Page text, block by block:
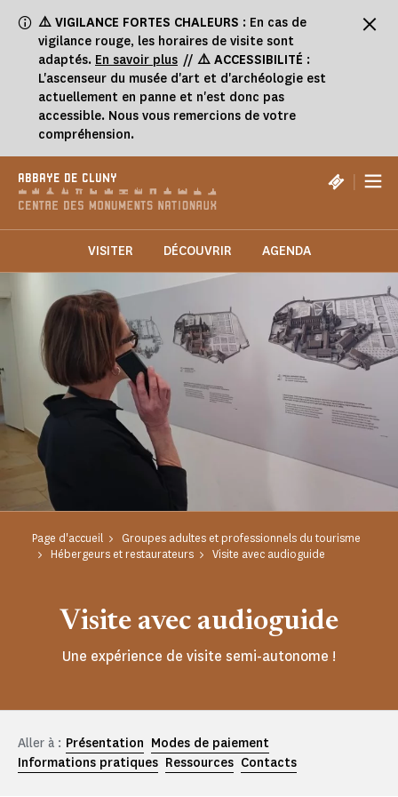
⚠️ VIGILANCE FORTES CHALEURS : En cas de
vigilance rouge, les horaires de visite sont
adaptés. En savoir plus // ⚠️ ACCESSIBILITÉ :
L'ascenseur du musée d'art et d'archéologie est
actuellement en panne et n'est donc pas
accessible. Nous vous remercions de votre
compréhension.
ABBAYE DE CLUNY |
VISITER DÉCOUVRIR AGENDA
Page d'accueil
Groupes adultes et professionnels du tourisme
Hébergeurs et restaurateurs
Visite avec audioguide
Visite avec audioguide
Une expérience de visite semi-autonome !
Aller à : Présentation Modes de paiement
Informations pratiques Ressources Contacts